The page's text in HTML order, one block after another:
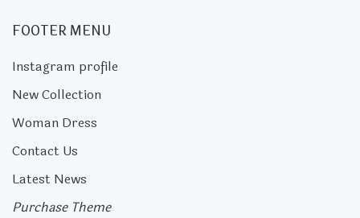
FOOTER MENU
Instagram profile
New Collection
Woman Dress
Contact Us
Latest News
Purchase Theme